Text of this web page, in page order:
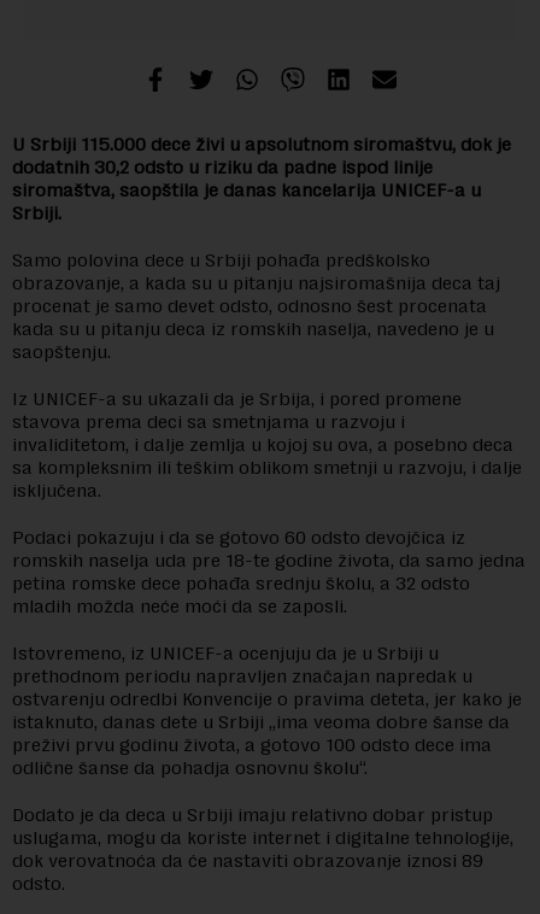
U Srbiji 115.000 dece živi u apsolutnom siromaštvu, dok je
dodatnih 30,2 odsto u riziku da padne ispod linije
siromaštva, saopštila je danas kancelarija UNICEF-a u
Srbiji.
Samo polovina dece u Srbiji pohađa predškolsko
obrazovanje, a kada su u pitanju najsiromašnija deca taj
procenat je samo devet odsto, odnosno šest procenata
kada su u pitanju deca iz romskih naselja, navedeno je u
saopštenju.
Iz UNICEF-a su ukazali da je Srbija, i pored promene
stavova prema deci sa smetnjama u razvoju i
invaliditetom, i dalje zemlja u kojoj su ova, a posebno deca
sa kompleksnim ili teškim oblikom smetnji u razvoju, i dalje
isključena.
Podaci pokazuju i da se gotovo 60 odsto devojčica iz
romskih naselja uda pre 18-te godine života, da samo jedna
petina romske dece pohađa srednju školu, a 32 odsto
mladih možda neće moći da se zaposli.
Istovremeno, iz UNICEF-a ocenjuju da je u Srbiji u
prethodnom periodu napravljen značajan napredak u
ostvarenju odredbi Konvencije o pravima deteta, jer kako je
istaknuto, danas dete u Srbiji „ima veoma dobre šanse da
preživi prvu godinu života, a gotovo 100 odsto dece ima
odlične šanse da pohadja osnovnu školu“.
Dodato je da deca u Srbiji imaju relativno dobar pristup
uslugama, mogu da koriste internet i digitalne tehnologije,
dok verovatnoća da će nastaviti obrazovanje iznosi 89
odsto.